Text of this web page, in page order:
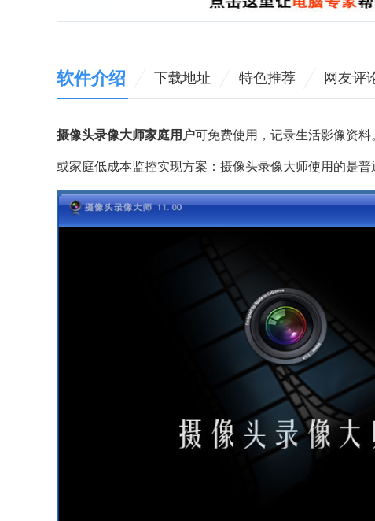
软件介绍 下载地址 特色推荐 网友评
摄像头录像大师家庭用户可免费使用，记录生活影像资
或家庭低成本监控实现方案：摄像头录像大师使用的是普